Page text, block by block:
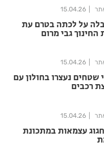
15.04.26
על לכתה בטרם עת
גבי מרום
15.04.26
שטחים נעצרו בחולון עם
רכבים
15.04.26
עצמאות במתכונת